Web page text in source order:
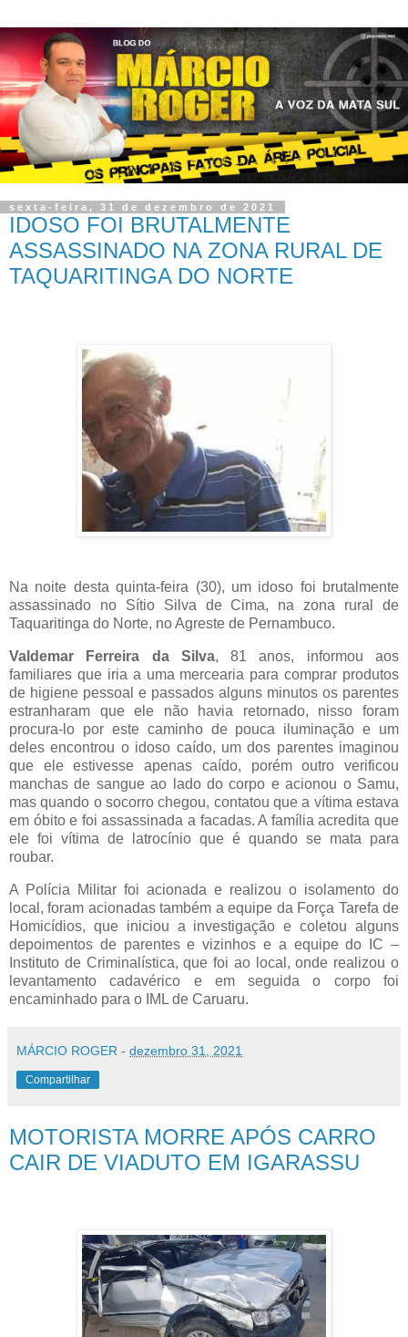
sexta-feira, 31 de dezembro de 2021
IDOSO FOI BRUTALMENTE
ASSASSINADO NA ZONA RURAL DE
TAQUARITINGA DO NORTE
Na noite desta quinta-feira (30), um idoso foi brutalmente
assassinado no Sítio Silva de Cima, na zona rural de
Taquaritinga do Norte, no Agreste de Pernambuco.
Valdemar Ferreira da Silva, 81 anos, informou aos
familiares que iria a uma mercearia para comprar produtos
de higiene pessoal e passados alguns minutos os parentes
estranharam que ele não havia retornado, nisso foram
procura-lo por este caminho de pouca iluminação e um
deles encontrou o idoso caído, um dos parentes imaginou
que ele estivesse apenas caído, porém outro verificou
manchas de sangue ao lado do corpo e acionou o Samu,
mas quando o socorro chegou, contatou que a vítima estava
em óbito e foi assassinada a facadas. A família acredita que
ele foi vítima de latrocínio que é quando se mata para
roubar.
A Polícia Militar foi acionada e realizou o isolamento do
local, foram acionadas também a equipe da Força Tarefa de
Homicídios, que iniciou a investigação e coletou alguns
depoimentos de parentes e vizinhos e a equipe do IC –
Instituto de Criminalística, que foi ao local, onde realizou o
levantamento cadavérico e em seguida o corpo foi
encaminhado para o IML de Caruaru.
MÁRCIO ROGER - dezembro 31, 2021
Compartilhar
MOTORISTA MORRE APÓS CARRO
CAIR DE VIADUTO EM IGARASSU